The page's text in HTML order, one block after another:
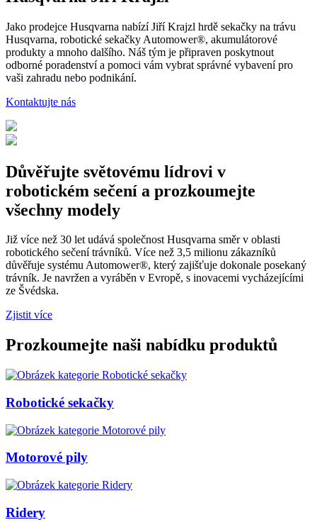
Jako prodejce Husqvarna nabízí Jiří Krajzl hrdě sekačky na trávu
Husqvarna, robotické sekačky Automower®, akumulátorové
produkty a mnoho dalšího. Náš tým je připraven poskytnout
odborné poradenství a pomoci vám vybrat správné vybavení pro
vaši zahradu nebo podnikání.
Kontaktujte nás
Důvěřujte světovému lídrovi v
robotickém sečení a prozkoumejte
všechny modely
Již více než 30 let udává společnost Husqvarna směr v oblasti
robotického sečení trávníků. Více než 3,5 milionu zákazníků
důvěřuje systému Automower®, který zajišťuje dokonale posekaný
trávník. Je navržen a vyráběn v Evropě, s inovacemi vycházejícími
ze Švédska.
Zjistit více
Prozkoumejte naši nabídku produktů
Robotické sekačky
Motorové pily
Ridery